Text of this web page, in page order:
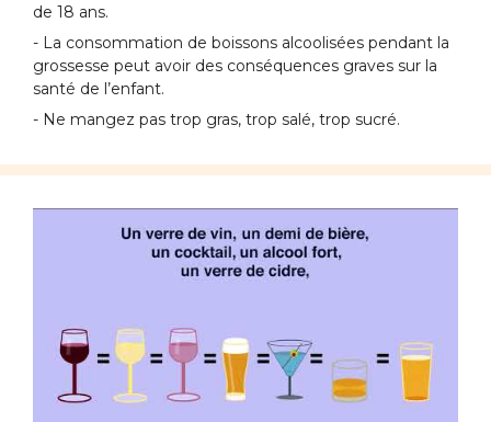
de 18 ans.
- La consommation de boissons alcoolisées pendant la
grossesse peut avoir des conséquences graves sur la
santé de l’enfant.
- Ne mangez pas trop gras, trop salé, trop sucré.